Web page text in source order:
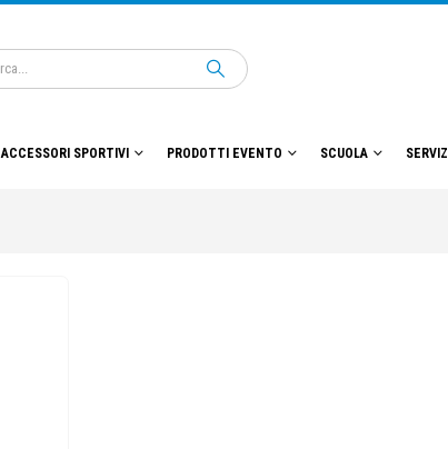
ACCESSORI SPORTIVI PRODOTTI EVENTO SCUOLA SERVIZI